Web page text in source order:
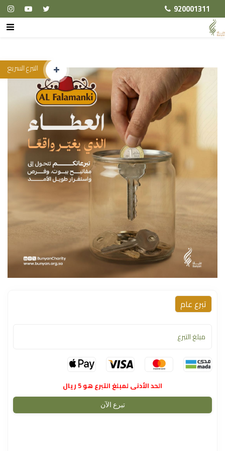
920001311
التبرع السريع
تبرع عام
الحد الأدنى لمبلغ التبرع هو 5 ريال
تبرع الآن